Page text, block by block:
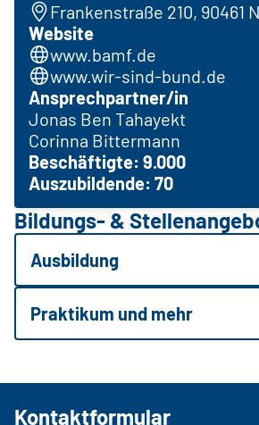
Frankenstraße 210, 90461
Website
www.bamf.de
www.wir-sind-bund.de
Ansprechpartner/in
Jonas Ben Tahayekt
Corinna Bittermann
Beschäftigte: 9.000
Auszubildende: 70
Bildungs- &
Ausbildung
Praktikum und mehr
Kontaktformular